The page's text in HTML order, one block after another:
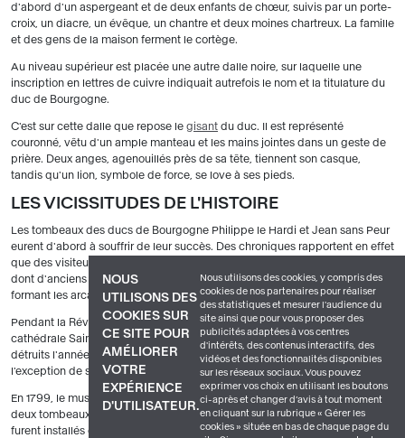
NOUS
UTILISONS DES
COOKIES SUR
CE SITE POUR
AMÉLIORER
VOTRE
EXPÉRIENCE
D'UTILISATEUR.
Nous utilisons des cookies, y compris des
cookies de nos partenaires pour réaliser
des statistiques et mesurer l'audience du
site ainsi que pour vous proposer des
publicités adaptées à vos centres
d'intérêts, des contenus interactifs, des
vidéos et des fonctionnalités disponibles
sur les réseaux sociaux. Vous pouvez
exprimer vos choix en utilisant les boutons
ci-après et changer d’avis à tout moment
en cliquant sur la rubrique « Gérer les
cookies » située en bas de chaque page du
d'abord d'un aspergeant et de deux enfants de chœur, suivis par un porte-
croix, un diacre, un évêque, un chantre et deux moines chartreux. La famille
et des gens de la maison ferment le cortège.
Au niveau supérieur est placée une autre dalle noire, sur laquelle une
inscription en lettres de cuivre indiquait autrefois le nom et la titulature du
duc de Bourgogne.
C'est sur cette dalle que repose le gisant du duc. Il est représenté
couronné, vêtu d'un ample manteau et les mains jointes dans un geste de
prière. Deux anges, agenouillés près de sa tête, tiennent son casque,
tandis qu'un lion, symbole de force, se love à ses pieds.
LES VICISSITUDES DE L'HISTOIRE
Les tombeaux des ducs de Bourgogne Philippe le Hardi et Jean sans Peur
eurent d'abord à souffrir de leur succès. Des chroniques rapportent en effet
que des visiteurs de renom en emportaient des fragments. Les angelots,
dont d'anciens textes mentionnent la présence au-dessus des piliers
formant les arcatures, ont vraisemblablement disparu ainsi.
Pendant la Révolution, en 1792, les tombeaux furent transférés dans la
cathédrale Sainte-Bénigne de Dijon avant d'être démontés et partiellement
détruits l'année suivante. Legisant
de Philippe le Hardi disparut alors, à
l'exception de ses mains.
En 1799, le muséum de Dijon exposa soixante-dix pleurants provenant des
deux tombeaux. Habilement restaurés de 1819 à 1824, les monuments
furent installés en 1827 dans la grande salle du logis ducal, devenu l'actuel